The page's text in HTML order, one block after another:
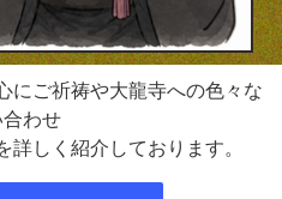
にご祈祷や大龍寺への色々な
合わせ
詳しく紹介しております。